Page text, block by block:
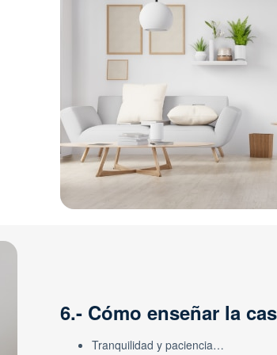
6.- Cómo enseñar la
Tranquilidad y paciencia…